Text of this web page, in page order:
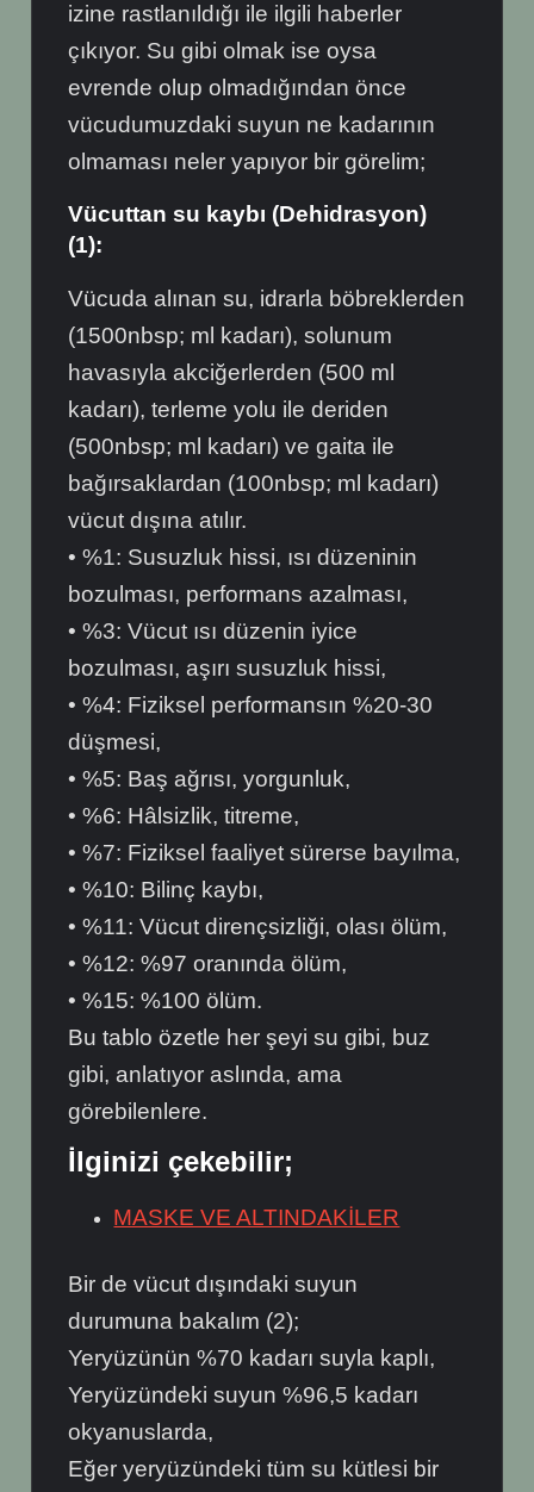
izine rastlanıldığı ile ilgili haberler
çıkıyor. Su gibi olmak ise oysa
evrende olup olmadığından önce
vücudumuzdaki suyun ne kadarının
olmaması neler yapıyor bir görelim;
Vücuttan su kaybı (Dehidrasyon)
(1):
Vücuda alınan su, idrarla böbreklerden
(1500nbsp; ml kadarı), solunum
havasıyla akciğerlerden (500 ml
kadarı), terleme yolu ile deriden
(500nbsp; ml kadarı) ve gaita ile
bağırsaklardan (100nbsp; ml kadarı)
vücut dışına atılır.
• %1: Susuzluk hissi, ısı düzeninin
bozulması, performans azalması,
• %3: Vücut ısı düzenin iyice
bozulması, aşırı susuzluk hissi,
• %4: Fiziksel performansın %20-30
düşmesi,
• %5: Baş ağrısı, yorgunluk,
• %6: Hâlsizlik, titreme,
• %7: Fiziksel faaliyet sürerse bayılma,
• %10: Bilinç kaybı,
• %11: Vücut dirençsizliği, olası ölüm,
• %12: %97 oranında ölüm,
• %15: %100 ölüm.
Bu tablo özetle her şeyi su gibi, buz
gibi, anlatıyor aslında, ama
görebilenlere.
İlginizi çekebilir;
MASKE VE ALTINDAKİLER
Bir de vücut dışındaki suyun
durumuna bakalım (2);
Yeryüzünün %70 kadarı suyla kaplı,
Yeryüzündeki suyun %96,5 kadarı
okyanuslarda,
Eğer yeryüzündeki tüm su kütlesi bir